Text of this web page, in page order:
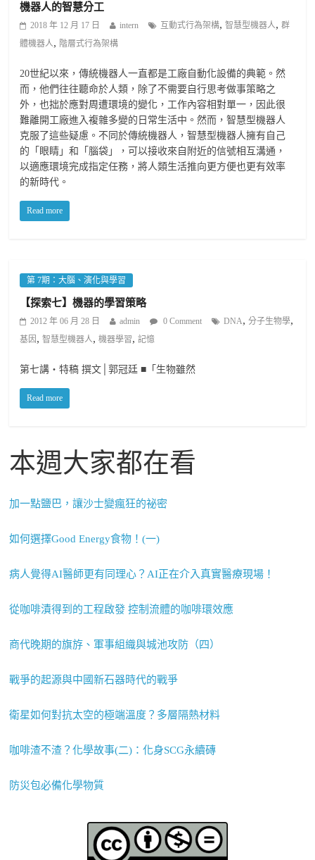
機器人的智慧分工
2018 年 12 月 17 日 intern 互動式行為架構,智慧型機器人,群
體機器人, 階層式行為架構
20世紀以來，傳統機器人一直都是工廠自動化設備的典範。然
而，他們往往聽命於人類，除了不需要自行思考做事策略之
外，也拙於應對周遭環境的變化，工作內容相對單一，因此很
難離開工廠進入複雜多變的日常生活中。然而，智慧型機器人
克服了這些疑慮。不同於傳統機器人，智慧型機器人擁有自己
的「眼睛」和「腦袋」，可以接收來自附近的信號相互溝通，
以適應環境完成指定任務，將人類生活推向更方便也更有效率
的新時代。
Read more
第 7期：大腦、演化與學習
【探索七】機器的學習策略
2012 年 06 月 28 日 admin 0 Comment DNA,分子生物學,
基因 ,智慧型機器人,機器學習,記憶
第七講‧特稿 撰文│郭冠廷 ■「生物雖然
Read more
本週大家都在看
加一點鹽巴，讓沙士變瘋狂的祕密
如何選擇Good Energy食物！(一)
病人覺得AI醫師更有同理心？AI正在介入真實醫療現場！
從咖啡漬得到的工程啟發 控制流體的咖啡環效應
商代晚期的旗斿、軍事組織與城池攻防（四）
戰爭的起源與中國新石器時代的戰爭
衛星如何對抗太空的極端溫度？多層隔熱材料
咖啡渣不渣？化學故事(二)：化身SCG永續磚
防災包必備化學物質